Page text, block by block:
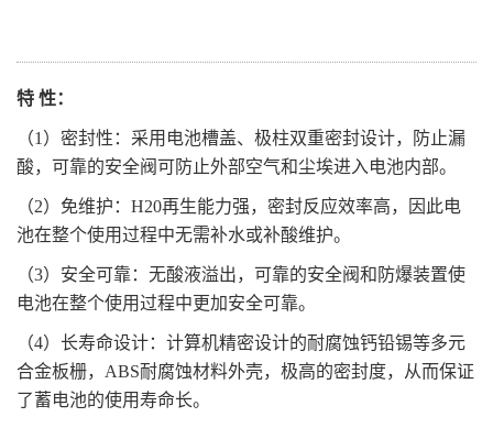
特 性：
（1）密封性：采用电池槽盖、极柱双重密封设计，防止漏
酸，可靠的安全阀可防止外部空气和尘埃进入电池内部。
（2）免维护：H20再生能力强，密封反应效率高，因此电
池在整个使用过程中无需补水或补酸维护。
（3）安全可靠：无酸液溢出，可靠的安全阀和防爆装置使
电池在整个使用过程中更加安全可靠。
（4）长寿命设计：计算机精密设计的耐腐蚀钙铅锡等多元
合金板栅，ABS耐腐蚀材料外壳，极高的密封度，从而保证
了蓄电池的使用寿命长。